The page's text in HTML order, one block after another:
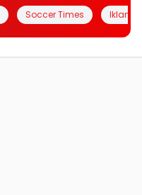
Soccer Times Iklanin